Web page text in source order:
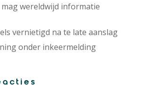
wereldwijd informatie
vernietigd na te late aanslag
onder inkeermelding